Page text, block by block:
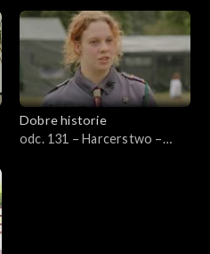
Dobre historie
odc. 131 – Harcerstwo –